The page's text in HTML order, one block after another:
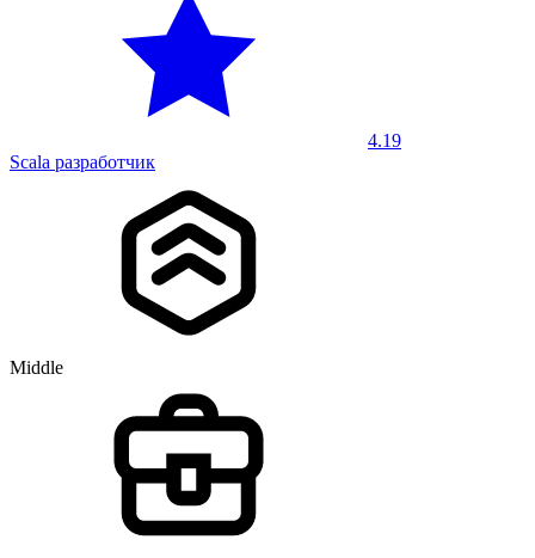
4.19
Scala разработчик
Middle